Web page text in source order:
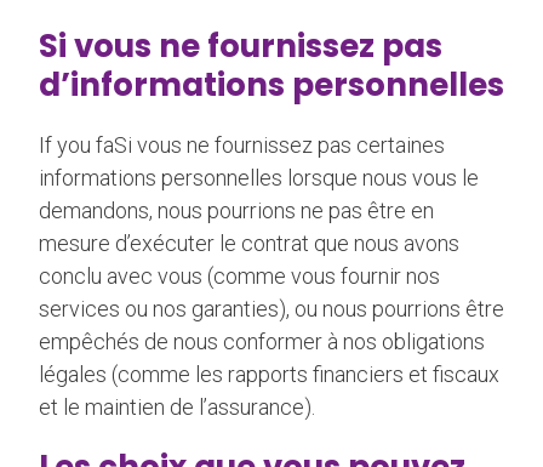
Si vous ne fournissez pas
d’informations personnelles
If you faSi vous ne fournissez pas certaines
informations personnelles lorsque nous vous le
demandons, nous pourrions ne pas être en
mesure d’exécuter le contrat que nous avons
conclu avec vous (comme vous fournir nos
services ou nos garanties), ou nous pourrions être
empêchés de nous conformer à nos obligations
légales (comme les rapports financiers et fiscaux
et le maintien de l’assurance).